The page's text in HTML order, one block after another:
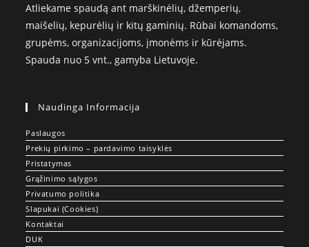
Atliekame spaudą ant marškinėlių, džemperių,
maišelių, kepurėlių ir kitų gaminių. Rūbai komandoms,
grupėms, organizacijoms, įmonėms ir kūrėjams.
Spauda nuo 5 vnt., gamyba Lietuvoje.
Naudinga Informacija
Paslaugos
Prekių pirkimo – pardavimo taisyklės
Pristatymas
Grąžinimo sąlygos
Privatumo politika
Slapukai (Cookies)
Kontaktai
DUK